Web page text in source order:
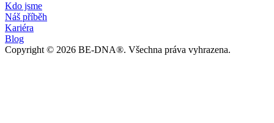
Kdo jsme
Náš příběh
Kariéra
Blog
Copyright © 2026 BE-DNA®. Všechna práva vyhrazena.